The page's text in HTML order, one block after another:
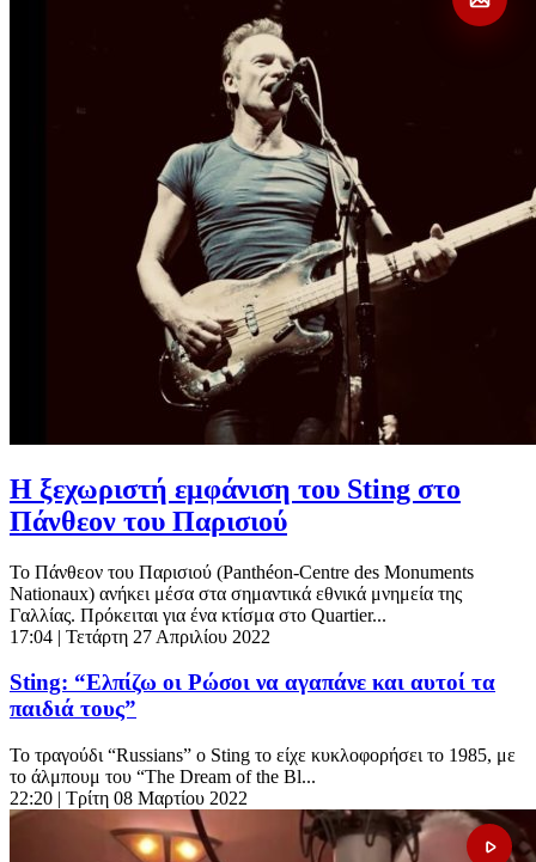
Η ξεχωριστή εμφάνιση του Sting στο
Πάνθεον του Παρισιού
Το Πάνθεον του Παρισιού (Panthéon-Centre des Monuments
Nationaux) ανήκει μέσα στα σημαντικά εθνικά μνημεία της
Γαλλίας. Πρόκειται για ένα κτίσμα στο Quartier...
17:04 | Τετάρτη 27 Απριλίου 2022
Sting: “Ελπίζω οι Ρώσοι να αγαπάνε και αυτοί τα
παιδιά τους”
To τραγούδι “Russians” ο Sting το είχε κυκλοφορήσει το 1985, με
το άλμπουμ του “The Dream of the Bl...
22:20 | Τρίτη 08 Μαρτίου 2022